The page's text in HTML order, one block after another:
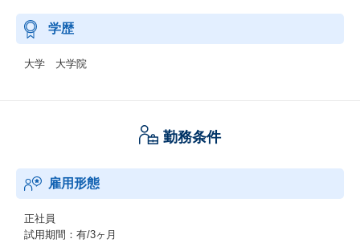
学歴
大学 大学院
勤務条件
雇用形態
正社員
試用期間：有/3ヶ月